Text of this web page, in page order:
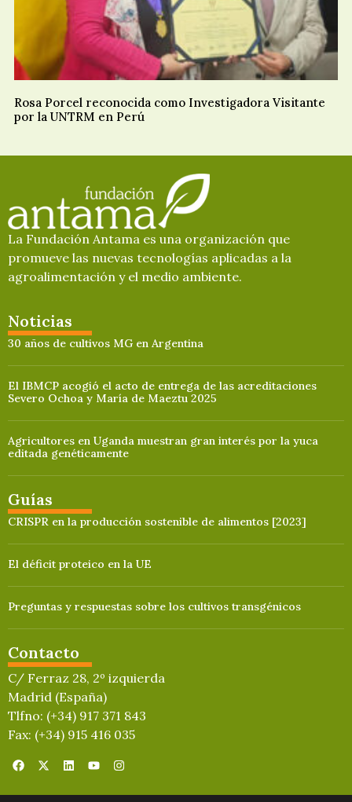
Rosa Porcel reconocida como Investigadora Visitante
por la UNTRM en Perú
La Fundación Antama es una organización que
promueve las nuevas tecnologías aplicadas a la
agroalimentación y el medio ambiente.
Noticias
30 años de cultivos MG en Argentina
El IBMCP acogió el acto de entrega de las acreditaciones
Severo Ochoa y María de Maeztu 2025
Agricultores en Uganda muestran gran interés por la yuca
editada genéticamente
Guías
CRISPR en la producción sostenible de alimentos [2023]
El déficit proteico en la UE
Preguntas y respuestas sobre los cultivos transgénicos
Contacto
C/ Ferraz 28, 2º izquierda
Madrid (España)
Tlfno: (+34) 917 371 843
Fax: (+34) 915 416 035